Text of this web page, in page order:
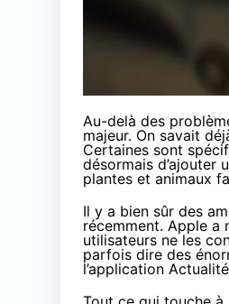
Au-delà des
majeur. On savait
Certaines sont
désormais d’ajouter
plantes et animaux
Il y a bien sûr des
récemment. Apple a
utilisateurs ne les
parfois dire des
l’application